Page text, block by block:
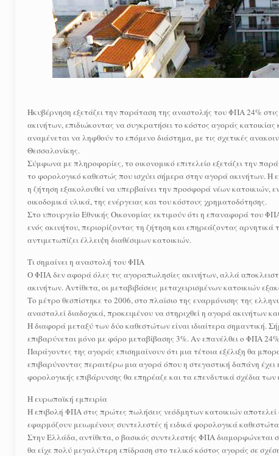
Ηκυβέρνηση εξετάζει την παράταση της αναστολής του ΦΠΑ 24%
ακινήτων, επιδιώκοντας να συγκρατήσει το κόστος αγοράς
αναμένεται να ληφθούν το επόμενο διάστημα, με τις σχετικές
Θεσσαλονίκης.
Σύμφωνα με πληροφορίες, το οικονομικό επιτελείο εξετάζει την
το φορολογικό καθεστώς που ισχύει σήμερα στην αγορά ακινήτων. Η
η ζήτηση εξακολουθεί να υπερβαίνει την προσφορά νέων
οικοδομικά υλικά, της ενέργειας και του κόστους χρηματοδότησης.
Στο υπουργείο Εθνικής Οικονομίας εκτιμούν ότι η επαναφορά του
ενός ακινήτου, περιορίζοντας τη ζήτηση και επηρεάζοντας
αντιμετωπίζει έλλειψη διαθέσιμων κατοικιών.
Τι σημαίνει η αναστολή του ΦΠΑ
Ο ΦΠΑ δεν αφορά όλες τις αγοραπωλησίες ακινήτων, αλλά
ακινήτων. Αντίθετα, οι μεταβιβάσεις μεταχειρισμένων κατοικιών
Το μέτρο θεσπίστηκε το 2006, στο πλαίσιο της εναρμόνισης της
ανασταλεί διαδοχικά, προκειμένου να στηριχθεί η αγορά ακινήτων
Η διαφορά μεταξύ των δύο καθεστώτων είναι ιδιαίτερα σημαντική.
επιβαρύνεται μόνο με φόρο μεταβίβασης 3%. Αν επανέλθει ο ΦΠΑ
Παράγοντες της αγοράς επισημαίνουν ότι μια τέτοια εξέλιξη θα
επιβαρύνοντας περαιτέρω μια αγορά όπου η στεγαστική δαπάνη
φορολογικής επιβάρυνσης θα επηρέαζε και τα επενδυτικά σχέδια
Η ευρωπαϊκή εμπειρία
Η επιβολή ΦΠΑ στις πρώτες πωλήσεις νεόδμητων κατοικιών
εφαρμόζουν μειωμένους συντελεστές ή ειδικά φορολογικά
Στην Ελλάδα, αντίθετα, ο βασικός συντελεστής ΦΠΑ
θα είχε πολύ μεγαλύτερη επίδραση στο τελικό κόστος αγοράς σε